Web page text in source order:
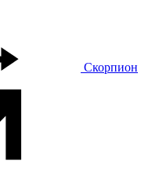
Скорпион